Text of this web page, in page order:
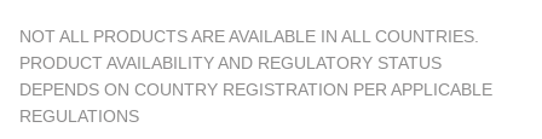
NOT ALL PRODUCTS ARE AVAILABLE IN ALL COUNTRIES.
PRODUCT AVAILABILITY AND REGULATORY STATUS
DEPENDS ON COUNTRY REGISTRATION PER APPLICABLE
REGULATIONS